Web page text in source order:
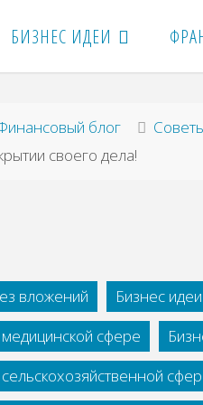
БИЗНЕС ИДЕИ
блог
своего дела!
вложений
Бизнес
сфере